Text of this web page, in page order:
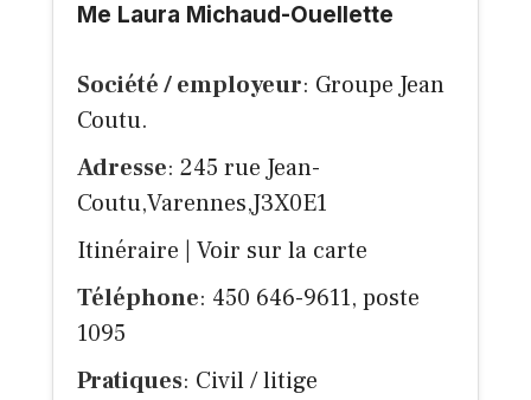
Me Laura Michaud-Ouellette
Société / employeur: Groupe Jean
Coutu.
Adresse: 245 rue Jean-
Coutu,Varennes,J3X0E1
Itinéraire
Voir sur la carte
Téléphone: 450 646-9611, poste
1095
Pratiques: Civil / litige